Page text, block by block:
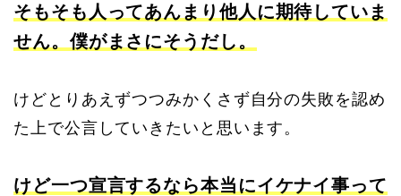
そもそも人ってあんまり他人に期待していま
せん。僕がまさにそうだし。
けどとりあえずつつみかくさず自分の失敗を認め
た上で公言していきたいと思います。
けど一つ宣言するなら本当にイケナイ事って